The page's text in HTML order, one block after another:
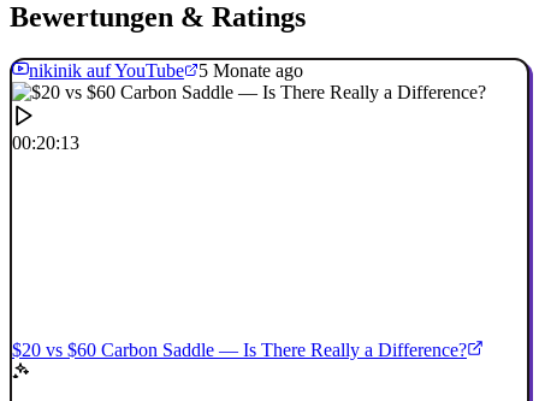
Bewertungen & Ratings
nikinik auf YouTube 5 Monate ago
00:20:13
$20 vs $60 Carbon Saddle — Is There Really a Difference?